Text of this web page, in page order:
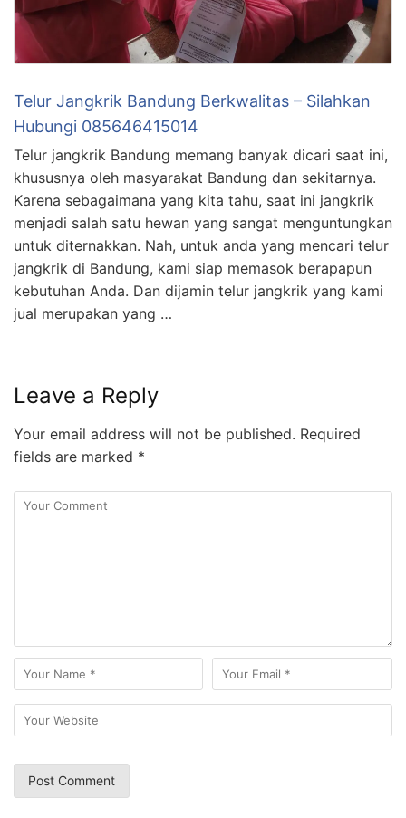
Telur Jangkrik Bandung Berkwalitas – Silahkan
Hubungi 085646415014
Telur jangkrik Bandung memang banyak dicari saat ini,
khususnya oleh masyarakat Bandung dan sekitarnya.
Karena sebagaimana yang kita tahu, saat ini jangkrik
menjadi salah satu hewan yang sangat menguntungkan
untuk diternakkan. Nah, untuk anda yang mencari telur
jangkrik di Bandung, kami siap memasok berapapun
kebutuhan Anda. Dan dijamin telur jangkrik yang kami
jual merupakan yang …
Leave a Reply
Your email address will not be published. Required
fields are marked *